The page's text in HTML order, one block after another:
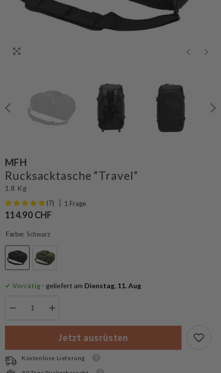
MFH
Rucksacktasche “Travel”
1.8 Kg
(7) 1 Frage
114.90 CHF
Farbe: Schwarz
✔ Vorrätig - geliefert am Dienstag, 11. Aug
für
Rucksacktasche
Menge
für
MFH
Rucksacktasche
Jetzt ausrüsten
Kostenlose Lieferung